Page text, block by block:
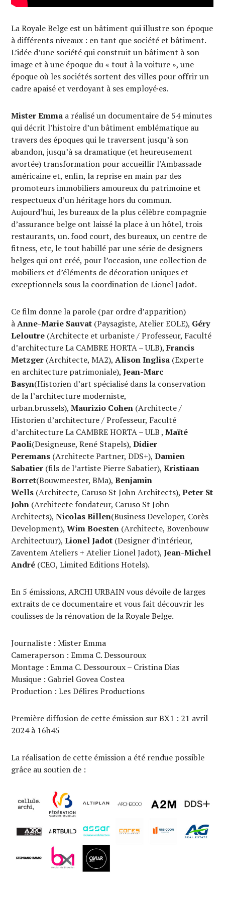
La Royale Belge est un bâtiment qui illustre son époque
à différents niveaux : en tant que société et bâtiment.
L’idée d’une société qui construit un bâtiment à son
image et à une époque du « tout à la voiture », une
époque où les sociétés sortent des villes pour offrir un
cadre apaisé et verdoyant à ses employé·es.
Mister Emma a réalisé un documentaire de 54 minutes
qui décrit l’histoire d’un bâtiment emblématique au
travers des époques qui le traversent jusqu’à son
abandon, jusqu’à sa dramatique (et heureusement
avortée) transformation pour accueillir l’Ambassade
américaine et, enfin, la reprise en main par des
promoteurs immobiliers amoureux du patrimoine et
respectueux d’un héritage hors du commun.
Aujourd’hui, les bureaux de la plus célèbre compagnie
d’assurance belge ont laissé la place à un hôtel, trois
restaurants, un. food court, des bureaux, un centre de
fitness, etc, le tout habillé par une série de designers
belges qui ont créé, pour l’occasion, une collection de
mobiliers et d’éléments de décoration uniques et
exceptionnels sous la coordination de Lionel Jadot.
Ce film donne la parole (par ordre d’apparition)
àAnne-Marie Sauvat (Paysagiste, Atelier EOLE), Géry
Leloutre (Architecte et urbaniste / Professeur, Faculté
d’architecture La CAMBRE HORTA – ULB),Francis
Metzger (Architecte, MA2),Alison Inglisa (Experte
en architecture patrimoniale),Jean-Marc
Basyn(Historien d’art spécialisé dans la conservation
de la l’architecture moderniste,
urban.brussels),Maurizio Cohen (Architecte /
Historien d’architecture / Professeur, Faculté
d’architecture La CAMBRE HORTA – ULB ,Maïté
Paoli(Designeuse, René Stapels),Didier
Peremans (Architecte Partner, DDS+),Damien
Sabatier (fils de l’artiste Pierre Sabatier),Kristiaan
Borret(Bouwmeester, BMa),Benjamin
Wells (Architecte, Caruso St John Architects),Peter St
John (Architecte fondateur, Caruso St John
Architects),Nicolas Billen(Business Developer, Corès
Development),Wim Boesten (Architecte, Bovenbouw
Architectuur),Lionel Jadot (Designer d’intérieur,
Zaventem Ateliers + Atelier Lionel Jadot),Jean-Michel
André (CEO, Limited Editions Hotels).
En 5 émissions, ARCHI URBAIN vous dévoile de larges
extraits de ce documentaire et vous fait découvrir les
coulisses de la rénovation de la Royale Belge.
Journaliste : Mister Emma
Cameraperson : Emma C. Dessouroux
Montage : Emma C. Dessouroux – Cristina Dias
Musique : Gabriel Govea Costea
Production : Les Délires Productions
Première diffusion de cette émission sur BX1 : 21 avril
2024 à 16h45
La réalisation de cette émission a été rendue possible
grâce au soutien de :